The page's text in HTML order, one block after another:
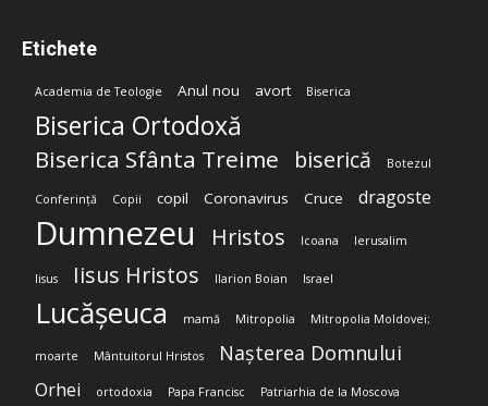
Etichete
Academia de Teologie Anul nou avort Biserica
Biserica Ortodoxă
Biserica Sfânta Treime biserică Botezul
Conferință Copii copil Coronavirus Cruce dragoste
Dumnezeu Hristos Icoana Ierusalim
Iisus Iisus Hristos Ilarion Boian Israel
Lucășeuca mamă Mitropolia Mitropolia Moldovei;
moarte Mântuitorul Hristos Nașterea Domnului
Orhei ortodoxia Papa Francisc Patriarhia de la Moscova